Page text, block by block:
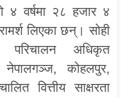
४ वर्षमा २८ हजार ४
लिएका छन्। सोही
परिचालन अधिकृत
कोहलपुर,
वित्तीय साक्षरता